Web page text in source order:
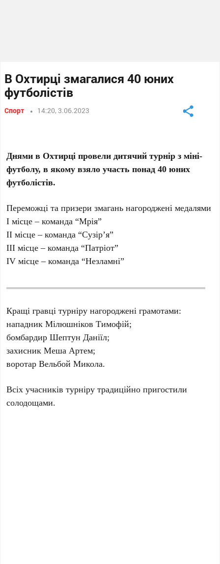
В Охтирці змагалися 40 юних
футболістів
Спорт 14:20, 3.06.2023
Днями в Охтирці провели дитячий турнір з міні-
футболу, в якому взяло участь понад 40 юних
футболістів.
Переможці та призери змагань нагороджені медалями
І місце – команда “Мрія”
ІІ місце – команда “Сузір’я”
ІІІ місце – команда “Патріот”
ІV місце – команда “Незламні”
Кращі гравці турніру нагороджені грамотами:
нападник Мілюшніков Тимофій;
бомбардир Шептун Даніїл;
захисник Меша Артем;
воротар Вельбой Микола.
Всіх учасників турніру традиційно пригостили
солодощами.